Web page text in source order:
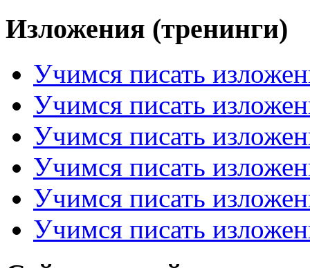
Изложения (тренинги)
Учимся писать
Учимся писать
Учимся писать
Учимся писать
Учимся писать
Учимся писать